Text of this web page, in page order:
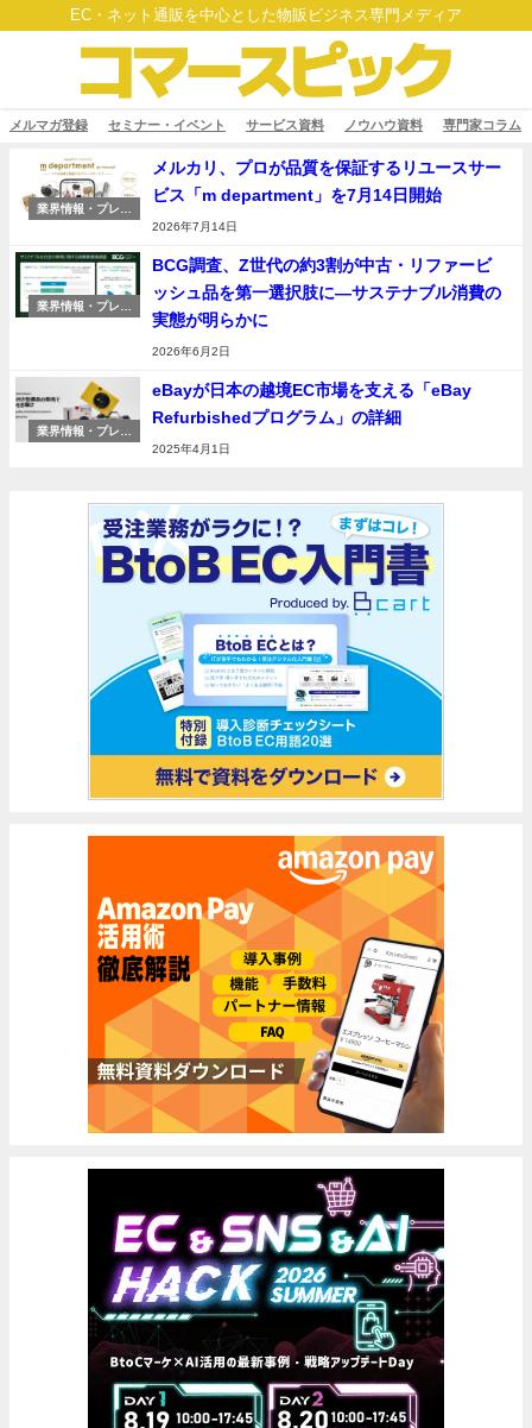
EC・ネット通販を中心とした物販ビジネス専門メディア
メルマガ登録 セミナー・イベント サービス資料 ノウハウ資料 専門家コラム
業界情報・プレス
メルカリ、プロが品質を保証するリユースサー
ビス「m department」を7月14日開始
2026年7月14日
業界情報・プレス
BCG調査、Z世代の約3割が中古・リファービ
ッシュ品を第一選択肢に―サステナブル消費の
実態が明らかに
2026年6月2日
業界情報・プレス
eBayが日本の越境EC市場を支える「eBay
Refurbishedプログラム」の詳細
2025年4月1日